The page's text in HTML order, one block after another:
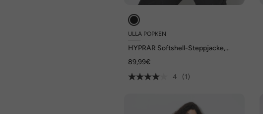
ULLA POPKEN
HYPRAR Softshell-Steppjacke,
89,99€
4
(1)